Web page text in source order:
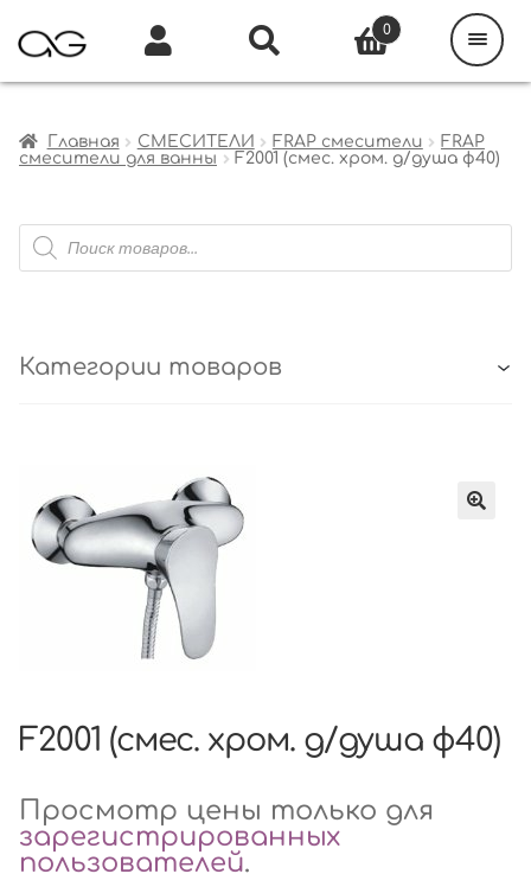
Главная СМЕСИТЕЛИ FRAP смесители
FRAP
смесители для ванны
F2001 (смес. хром. д/душа ф40)
Поиск
товаров
Категории товаров
F2001 (смес. хром. д/душа ф40)
Просмотр цены только для
зарегистрированных
пользователей.
0